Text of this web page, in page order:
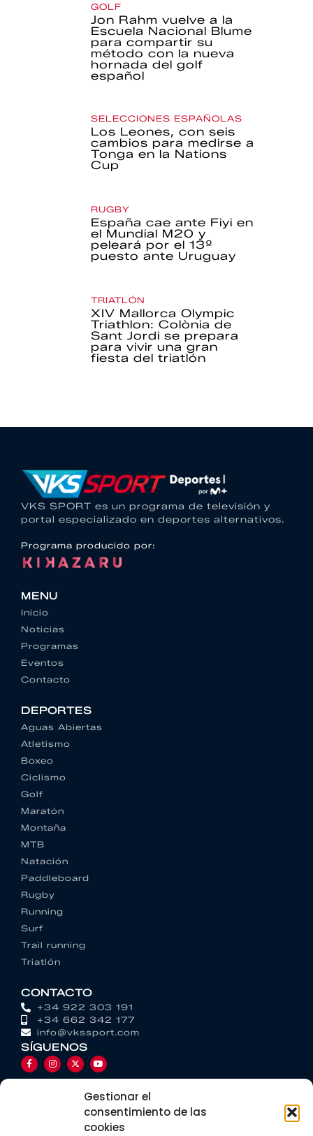
Gestionar el
consentimiento de las
cookies
GOLF
Jon Rahm vuelve a la
Escuela Nacional Blume
para compartir su
método con la nueva
hornada del golf
español
SELECCIONES ESPAÑOLAS
Los Leones, con seis
cambios para medirse a
Tonga en la Nations
Cup
RUGBY
España cae ante Fiyi en
el Mundial M20 y
peleará por el 13º
puesto ante Uruguay
TRIATLÓN
XIV Mallorca Olympic
Triathlon: Colònia de
Sant Jordi se prepara
para vivir una gran
fiesta del triatlón
VKS SPORT es un programa de televisión y
portal especializado en deportes alternativos.
Programa producido por:
MENU
Inicio
Noticias
Programas
Eventos
Contacto
DEPORTES
Aguas Abiertas
Atletismo
Boxeo
Ciclismo
Golf
Maratón
Montaña
MTB
Natación
Paddleboard
Rugby
Running
Surf
Trail running
Triatlón
CONTACTO
+34 922 303 191
+34 662 342 177
info@vkssport.com
SÍGUENOS